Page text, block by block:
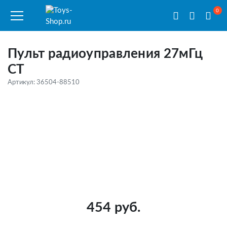
0
Пульт радиоуправления 27мГц
CT
Артикул: 36504-88510
454 руб.